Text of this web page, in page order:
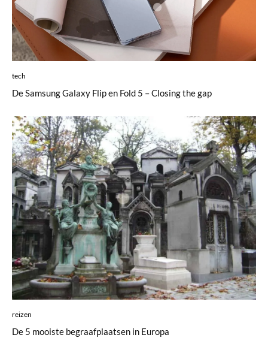
tech
De Samsung Galaxy Flip en Fold 5 – Closing the gap
reizen
De 5 mooiste begraafplaatsen in Europa